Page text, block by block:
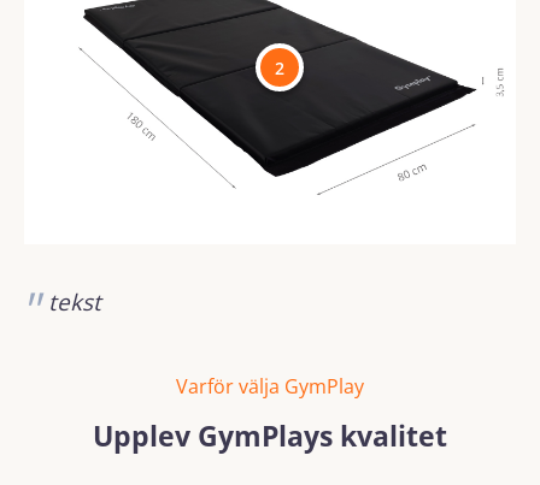
2
tekst
Varför välja GymPlay
Upplev GymPlays kvalitet